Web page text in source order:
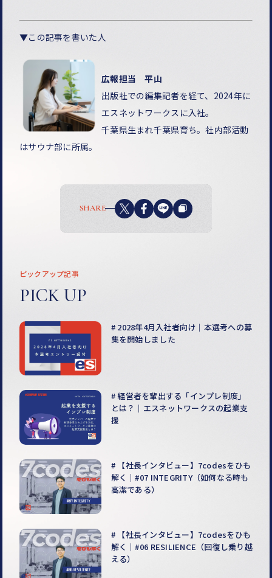
SHARE
ベースに、戦略策定から実行までのリアルなプロセスを描いてお
り、コンサルタントが直面する課題や思考プロセスを学べます。
具体的な事例を通して、戦略立案や実行のスキルを養いたい新卒
▼この記事を書いた人
広報担当 平山
出版社での編集記者を経て、2024年に
エスネットワークスに入社。
千葉県生まれ千葉県育ち。社内部活動
はサウナ部に所属。
ピックアップ記事
PICK UP
2028年4月入社者向け｜本選考への募
集を開始しました
経営者を輩出する「インプレ制度」
とは？｜エスネットワークスの起業支
援
【社長インタビュー】7codesをひも
解く｜#07 INTEGRITY（如何なる時も
高潔である）
【社長インタビュー】7codesをひも
解く｜#06 RESILIENCE（回復し乗り越
える）